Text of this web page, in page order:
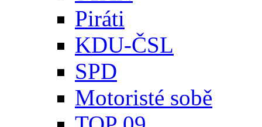
Piráti
KDU-ČSL
SPD
Motoristé sobě